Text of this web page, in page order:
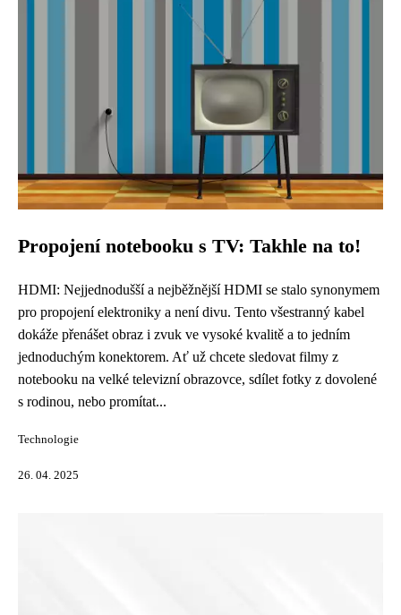
Propojení notebooku s TV: Takhle na to!
HDMI: Nejjednodušší a nejběžnější HDMI se stalo synonymem
pro propojení elektroniky a není divu. Tento všestranný kabel
dokáže přenášet obraz i zvuk ve vysoké kvalitě a to jedním
jednoduchým konektorem. Ať už chcete sledovat filmy z
notebooku na velké televizní obrazovce, sdílet fotky z dovolené
s rodinou, nebo promítat...
Technologie
26. 04. 2025